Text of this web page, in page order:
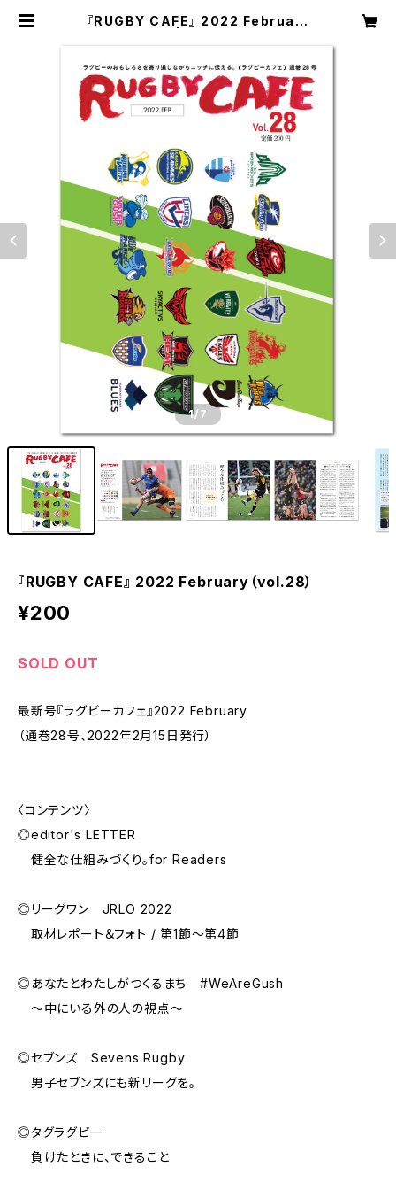
『RUGBY CAFE』 2022 February
1/7
『RUGBY CAFE』 2022 February（vol.28）
¥200
SOLD OUT
最新号『ラグビーカフェ』2022 February
（通巻28号、2022年2月15日発行）
〈コンテンツ〉
◎editor's LETTER
健全な仕組みづくり。for Readers
◎リーグワン JRLO 2022
取材レポート＆フォト / 第1節～第4節
◎あなたとわたしがつくるまち #WeAreGush
～中にいる外の人の視点～
◎セブンズ Sevens Rugby
男子セブンズにも新リーグを。
◎タグラグビー
負けたときに、できること